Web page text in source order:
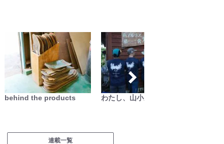
behind the products わたし、山小屋はじめます
連載一覧